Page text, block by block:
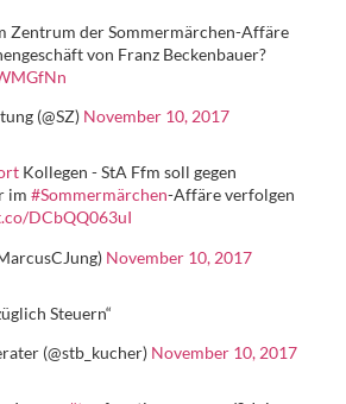
Zentrum der Sommermärchen-Affäre
von Franz Beckenbauer?
(@SZ) November 10, 2017
Kollegen - StA Ffm soll gegen
im #Sommermärchen-Affäre verfolgen
DCbQQ063uI
November 10, 2017
Steuern“
(@stb_kucher) November 10, 2017